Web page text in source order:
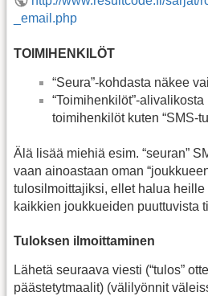
_email.php
TOIMIHENKILÖT
“Seura”-kohdasta näkee
“Toimihenkilöt”-
toimihenkilöt kuten “SMS-
Älä lisää miehiä esim. “seuran”
vaan ainoastaan oman
tulosilmoittajiksi, ellet halua heille
kaikkien joukkueiden puuttuvista
Tuloksen ilmoittaminen
Lähetä seuraava viesti (“tulos”
päästetytmaalit) (välilyönnit